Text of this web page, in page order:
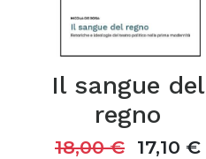
Il sangue del
regno
18,00€ 17,10 €